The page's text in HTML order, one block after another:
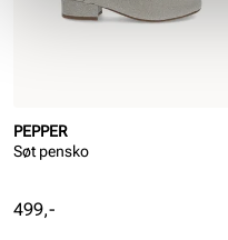
PEPPER
Søt pensko
Pris
499,-